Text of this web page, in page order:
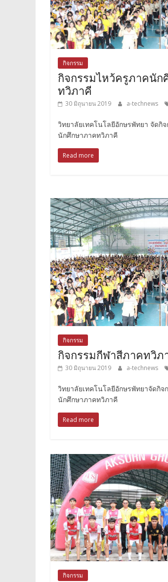
กิจกรรม
กิจกรรมไหว้ครูภาคนัก
ทวิภาคี
30 มิถุนายน 2019 a-technews
วิทยาลัยเทคโนโลยีอักษรพัทยา จัดกิ
นักศึกษาภาคทวิภาคี
Read more
กิจกรรม
กิจกรรมกีฬาสีภาคทวิภ
30 มิถุนายน 2019 a-technews
วิทยาลัยเทคโนโลยีอักษรพัทยาจัดกิจ
นักศึกษาภาคทวิภาคี
Read more
กิจกรรม